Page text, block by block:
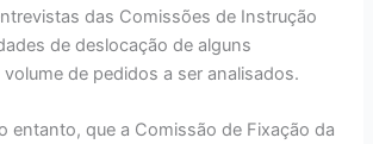
das Comissões de Instrução
de deslocação de alguns
de pedidos a ser analisados.
entanto, que a Comissão de Fixação da